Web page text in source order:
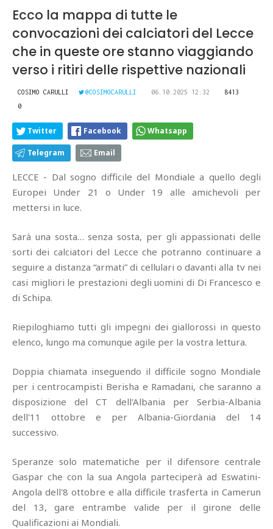
Ecco la mappa di tutte le
convocazioni dei calciatori del Lecce
che in queste ore stanno viaggiando
verso i ritiri delle rispettive nazionali
COSIMO CARULLI @COSIMOCARULLI 06.10.2025 12:32
8413
0
Twitter Facebook Whatsapp
Telegram Email
LECCE - Dal sogno difficile del Mondiale a quello degli
Europei Under 21 o Under 19 alle amichevoli per
mettersi in luce.
Sarà una sosta… senza sosta, per gli appassionati delle
sorti dei calciatori del Lecce che potranno continuare a
seguire a distanza “armati” di cellulari o davanti alla tv nei
casi migliori le prestazioni degli uomini di Di Francesco e
di Schipa.
Riepiloghiamo tutti gli impegni dei giallorossi in questo
elenco, lungo ma comunque agile per la vostra lettura.
Doppia chiamata inseguendo il difficile sogno Mondiale
per i centrocampisti Berisha e Ramadani, che saranno a
disposizione del CT dell'Albania per Serbia-Albania
dell'11 ottobre e per Albania-Giordania del 14
successivo.
Speranze solo matematiche per il difensore centrale
Gaspar che con la sua Angola parteciperà ad Eswatini-
Angola dell'8 ottobre e alla difficile trasferta in Camerun
del 13, gare entrambe valide per il girone delle
Qualificazioni ai Mondiali.